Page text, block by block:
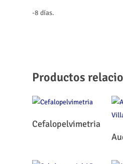
-8 días.
Productos
Leer Más
Cefalopelvimetria